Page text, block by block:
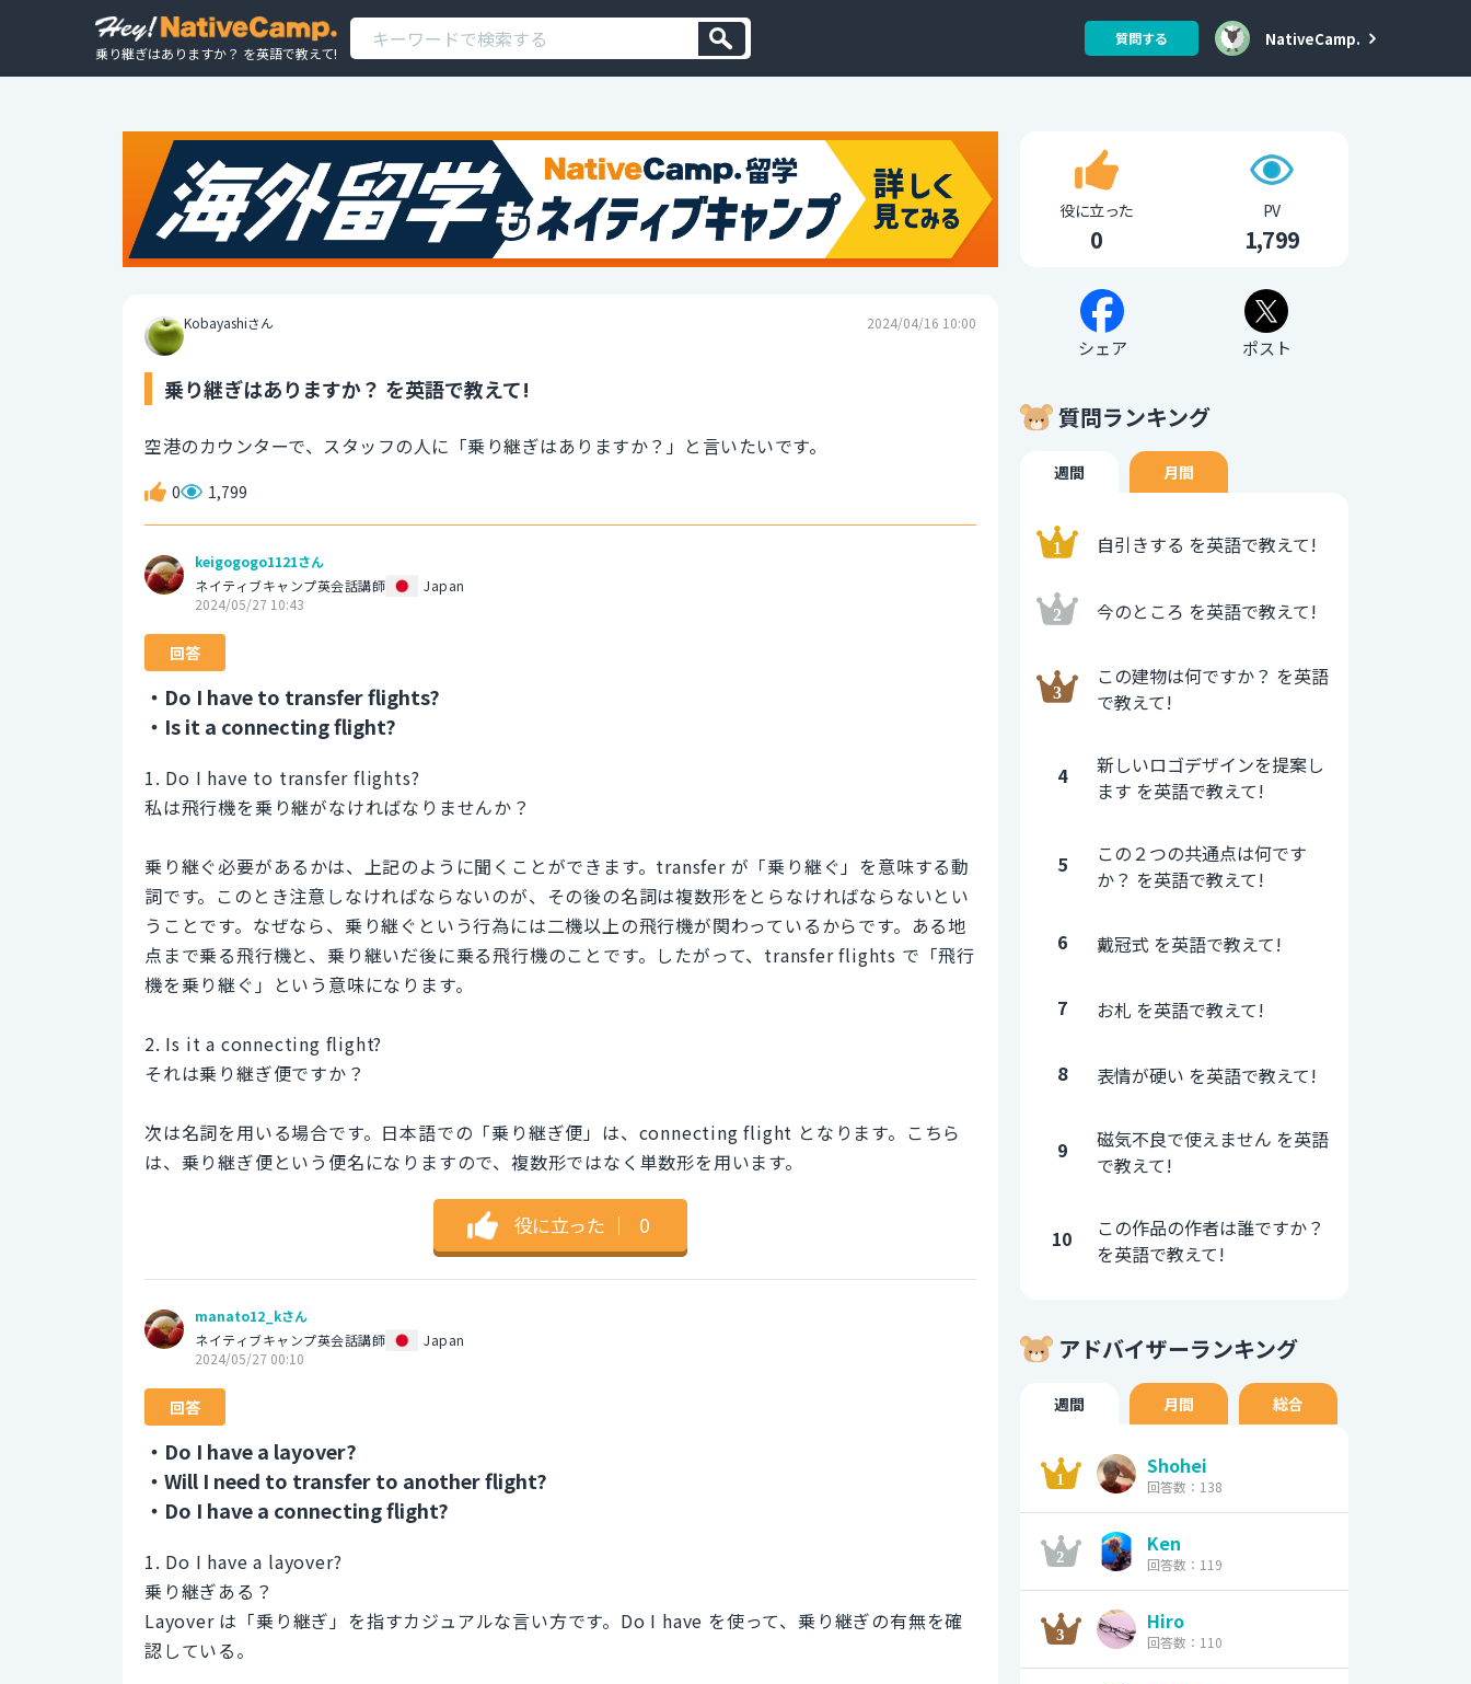
乗り継ぎはありますか？ を英語で教えて!
質問する NativeCamp.
Kobayashiさん 2024/04/16 10:00
乗り継ぎはありますか？ を英語で教えて!
空港のカウンターで、スタッフの人に「乗り継ぎはありますか？」と言いたいです。
0 1,799
keigogogo1121さん
ネイティブキャンプ英会話講師
Japan
2024/05/27 10:43
回答
・Do I have to transfer flights?
・Is it a connecting flight?
1. Do I have to transfer flights?
私は飛行機を乗り継がなければなりませんか？
乗り継ぐ必要があるかは、上記のように聞くことができます。transfer が「乗り継ぐ」を意味する動
詞です。このとき注意しなければならないのが、その後の名詞は複数形をとらなければならないとい
うことです。なぜなら、乗り継ぐという行為には二機以上の飛行機が関わっているからです。ある地
点まで乗る飛行機と、乗り継いだ後に乗る飛行機のことです。したがって、transfer flights で「飛行
機を乗り継ぐ」という意味になります。
2. Is it a connecting flight?
それは乗り継ぎ便ですか？
次は名詞を用いる場合です。日本語での「乗り継ぎ便」は、connecting flight となります。こちら
は、乗り継ぎ便という便名になりますので、複数形ではなく単数形を用います。
役に立った ｜ 0
manato12_kさん
ネイティブキャンプ英会話講師
Japan
2024/05/27 00:10
回答
・Do I have a layover?
・Will I need to transfer to another flight?
・Do I have a connecting flight?
1. Do I have a layover?
乗り継ぎある？
Layover は「乗り継ぎ」を指すカジュアルな言い方です。Do I have を使って、乗り継ぎの有無を確
認している。
役に立った
0
PV
1,799
シェア ポスト
質問ランキング
週間 月間
自引きする を英語で教えて!
今のところ を英語で教えて!
この建物は何ですか？ を英語
で教えて!
4
新しいロゴデザインを提案し
ます を英語で教えて!
5
この２つの共通点は何です
か？ を英語で教えて!
6 戴冠式 を英語で教えて!
7 お札 を英語で教えて!
8 表情が硬い を英語で教えて!
9
磁気不良で使えません を英語
で教えて!
10
この作品の作者は誰ですか？
を英語で教えて!
アドバイザーランキング
週間 月間 総合
Shohei
回答数：138
Ken
回答数：119
Hiro
回答数：110